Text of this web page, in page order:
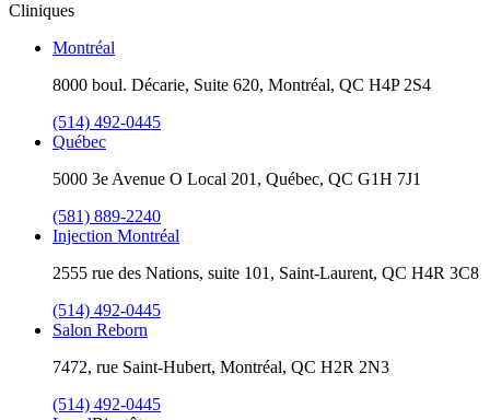
Cliniques
Montréal
8000 boul. Décarie, Suite 620, Montréal, QC H4P 2S4
(514) 492-0445
Québec
5000 3e Avenue O Local 201, Québec, QC G1H 7J1
(581) 889-2240
Injection Montréal
2555 rue des Nations, suite 101, Saint-Laurent, QC H4R 3C8
(514) 492-0445
Salon Reborn
7472, rue Saint-Hubert, Montréal, QC H2R 2N3
(514) 492-0445